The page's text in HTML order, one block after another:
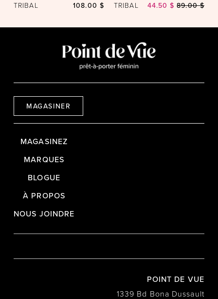
TRIBAL 108.00 $ TRIBAL 44.50 $ 89.00 $
MAGASINER
MAGASINEZ
MARQUES
BLOGUE
À PROPOS
NOUS JOINDRE
POINT DE VUE
1339 Bd Bona Dussault